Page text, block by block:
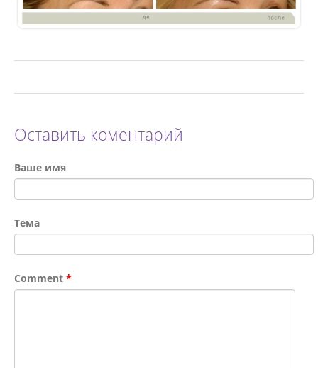
Оставить коментарий
Ваше имя
Тема
Comment *